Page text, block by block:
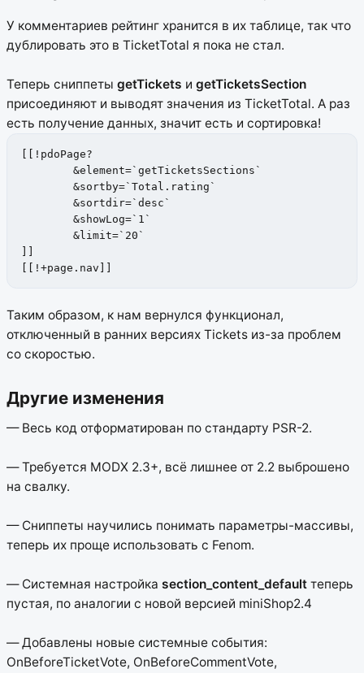
У комментариев рейтинг хранится в их таблице, так что
дублировать это в TicketTotal я пока не стал.
Теперь сниппеты getTickets и getTicketsSection
присоединяют и выводят значения из TicketTotal. А раз
есть получение данных, значит есть и сортировка!
[[!pdoPage?
[[!+page.nav]]
Таким образом, к нам вернулся функционал,
отключенный в ранних версиях Tickets из-за проблем
со скоростью.
Другие изменения
— Весь код отформатирован по стандарту PSR-2.
— Требуется MODX 2.3+, всё лишнее от 2.2 выброшено
на свалку.
— Сниппеты научились понимать параметры-массивы,
теперь их проще использовать с Fenom.
— Системная настройка section_content_default теперь
пустая, по аналогии с новой версией miniShop2.4
— Добавлены новые системные события:
OnBeforeTicketVote, OnBeforeCommentVote,